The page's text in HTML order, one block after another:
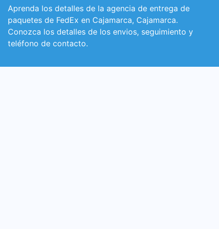
Aprenda los detalles de la agencia de entrega de
paquetes de FedEx en Cajamarca, Cajamarca.
Conozca los detalles de los envios, seguimiento y
teléfono de contacto.